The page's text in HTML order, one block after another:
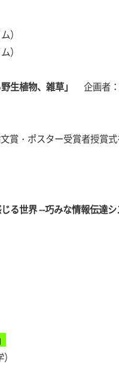
）
）
生植物、雑草」
企画者：
・ポスター受賞者授賞式
る世界 --巧みな情報伝